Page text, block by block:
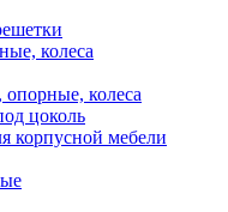
колеса
колеса
цоколь
корпусной мебели